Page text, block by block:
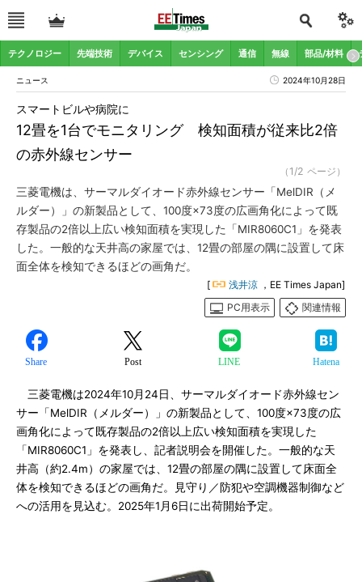
テクノロジー 先端技術 デバイス センシング 通信 無線 部品/材料
ニュース 2024年10月28日
12畳を1台でモニタリング 検知面積が従来比2倍
の赤外線センサー
スマートビルや病院に
（1/2 ページ）
三菱電機は、サーマルダイオード赤外線センサー「MelDIR（メ
ルダー）」の新製品として、100度×73度の広画角化によって既
存製品の2倍以上広い検知面積を実現した「MIR8060C1」を発表
した。一般的な天井高の家屋では、12畳の部屋の隅に設置して床
面全体を検知できるほどの画角だ。
[ 浅井涼 ，EE Times Japan]
PC用表示
関連情報
Share Post LINE Hatena
三菱電機は2024年10月24日、サーマルダイオード赤外線セン
サー「MelDIR（メルダー）」の新製品として、100度×73度の広
画角化によって既存製品の2倍以上広い検知面積を実現した
「MIR8060C1」を発表し、記者説明会を開催した。一般的な天
井高（約2.4m）の家屋では、12畳の部屋の隅に設置して床面全
体を検知できるほどの画角だ。見守り／防犯や空調機器制御など
への活用を見込む。2025年1月6日に出荷開始予定。